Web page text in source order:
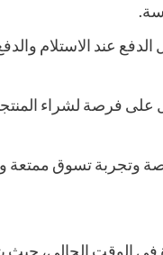
عند الاستلام
فرصة لشراء
وتجربة تسوق
في الوقت الحالي،